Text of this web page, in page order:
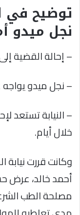
توضيح في
نجل ميدو
– إحالة القضية
– نجل ميدو يواجه
– النيابة تستعد
خلال أيام.
وكانت قررت نيابة
أحمد خالد، عرض
مصلحة الطب